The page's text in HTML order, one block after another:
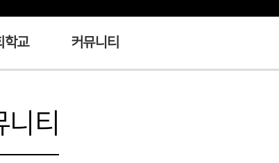
학교 커뮤니티
니티